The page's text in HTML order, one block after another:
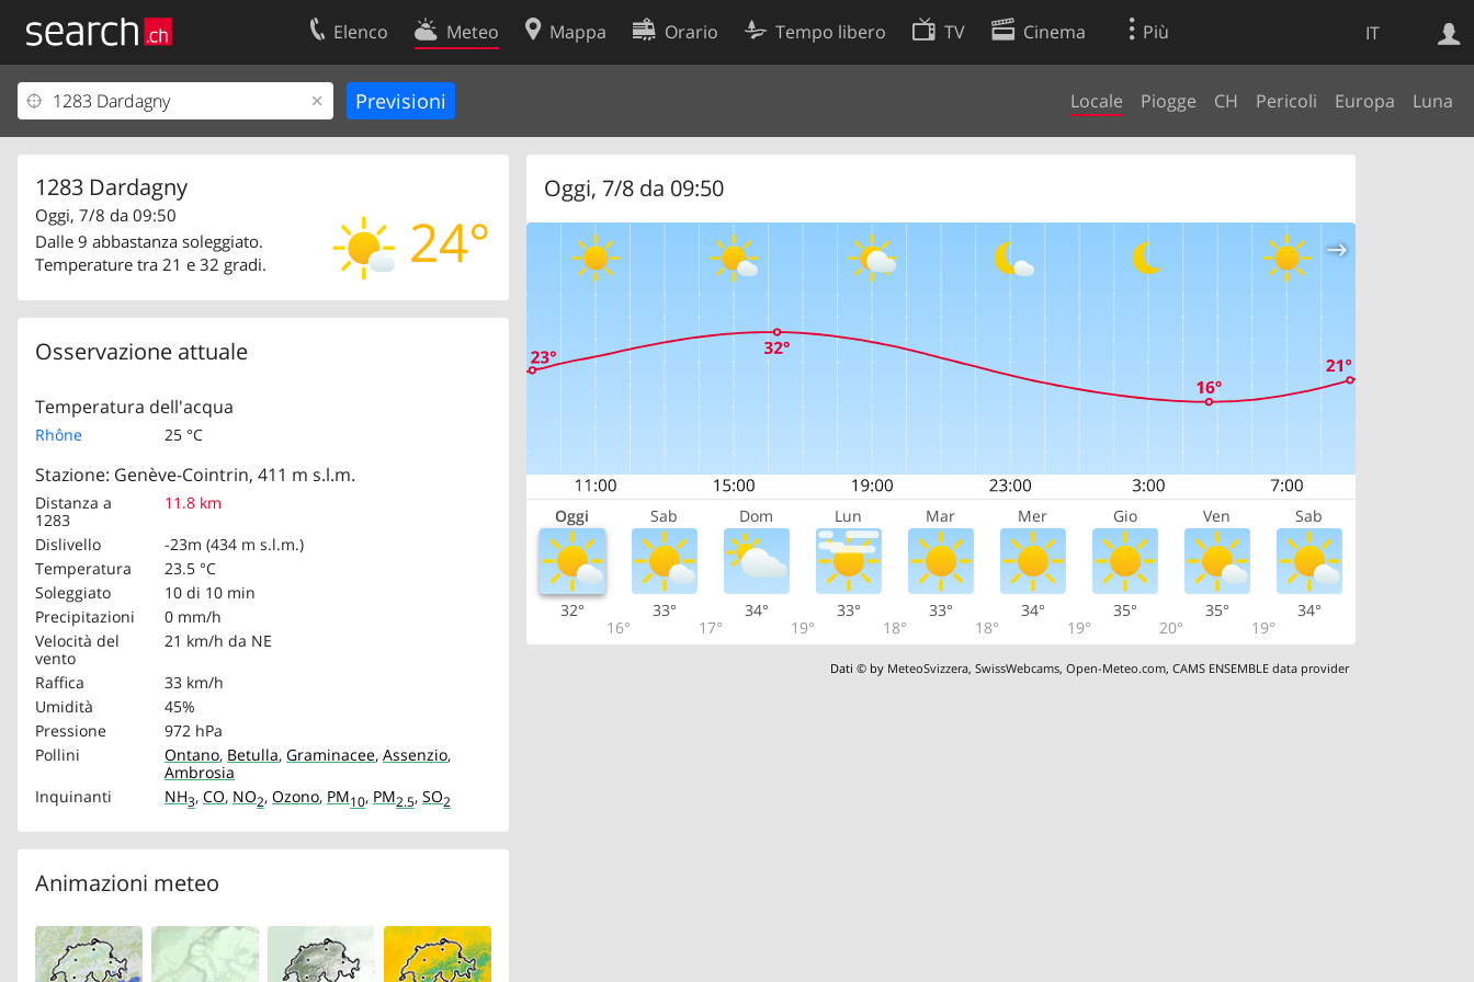
IT
Elenco Meteo Mappa Orario Tempo libero TV Cinema Più
Locale Piogge CH Pericoli Europa Luna
1283 Dardagny
24°
Oggi, 7/8 da 09:50
Dalle 9 abbastanza soleggiato.
Temperature tra 21 e 32 gradi.
Osservazione attuale
Temperatura dell'acqua
Rhône 25 °C
Stazione: Genève-Cointrin, 411 m s.l.m.
Distanza a
1283
11.8 km
Dislivello
-23m (434 m s.l.m.)
Temperatura
23.5 °C
Soleggiato
10 di 10 min
Precipitazioni
0 mm/h
Velocità del
vento
21 km/h da NE
Raffica
33 km/h
Umidità
45%
Pressione
972 hPa
Pollini
Ontano, Betulla, Graminacee, Assenzio,
Ambrosia
Inquinanti
NH3, CO, NO2, Ozono, PM10, PM2.5, SO2
Animazioni meteo
Oggi, 7/8 da 09:50
Oggi Sab Dom Lun Mar Mer Gio Ven Sab
32°
16°
33°
17°
34°
19°
33°
18°
33°
18°
34°
19°
35°
20°
35°
19°
34°
Dati © by MeteoSvizzera,SwissWebcams,Open-Meteo.com,CAMS ENSEMBLE data provider
Ricerca Web
Il vostro profolio
Area clienti
Informazioni Legali
Contatti
Condizioni d’uso
Preferenze cookie